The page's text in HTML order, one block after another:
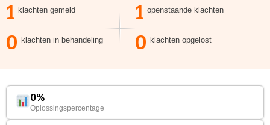
1 klachten gemeld 1 openstaande klachten
0 klachten in behandeling 0 klachten opgelost
0%
Oplossingspercentage